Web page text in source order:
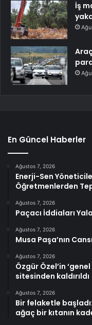
İş
En Güncel Haberler
Ağustos 7, 2026
Enerji-Sen
Öğretmenlerden
Ağustos 7, 2026
Paçacı İddiaları
Ağustos 7, 2026
Musa Paşa’nın
Ağustos 7, 2026
Özgür Özel’in
sitesinden kaldırıldı
Ağustos 7, 2026
Bir felaketle
ağaç bir kıtanın